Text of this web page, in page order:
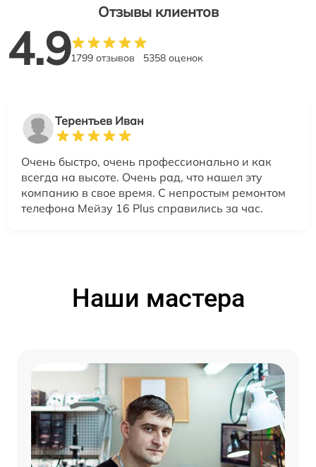
Отзывы клиентов
4.91799 отзывов 5358 оценок
Терентьев Иван
Очень быстро, очень профессионально и как
всегда на высоте. Очень рад, что нашел эту
компанию в свое время. С непростым ремонтом
телефона Мейзу 16 Plus справились за час.
Наши мастера